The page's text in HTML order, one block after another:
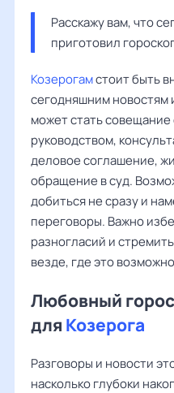
Расскажу вам, что
приготовил
Козерогамстоит быть
сегодняшним новостям
может стать
руководством,
деловое соглашение,
обращение в суд.
добиться не сразу и
переговоры. Важно
разногласий и
везде, где это
Любовный
для Козерога
Разговоры и новости
насколько глубоки